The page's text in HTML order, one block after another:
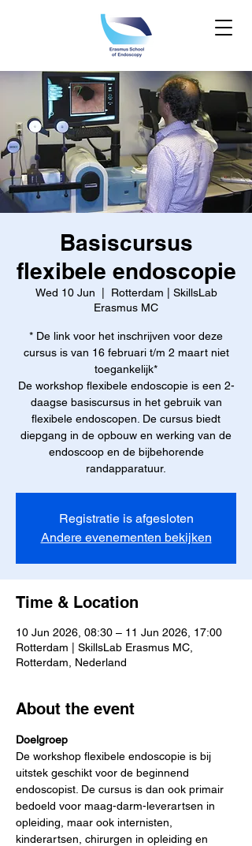
Basiscursus
flexibele endoscopie
Wed 10 Jun
Rotterdam | SkillsLab
Erasmus MC
* De link voor het inschrijven voor deze
cursus is van 16 februari t/m 2 maart niet
toegankelijk*
De workshop flexibele endoscopie is een 2-
daagse basiscursus in het gebruik van
flexibele endoscopen. De cursus biedt
diepgang in de opbouw en werking van de
endoscoop en de bijbehorende
randapparatuur.
Registratie is afgesloten
Andere evenementen bekijken
Time & Location
10 Jun 2026, 08:30 – 11 Jun 2026, 17:00
Rotterdam | SkillsLab Erasmus MC,
Rotterdam, Nederland
About the event
Doelgroep
De workshop flexibele endoscopie is bij
uitstek geschikt voor de beginnend
endoscopist. De cursus is dan ook primair
bedoeld voor maag-darm-leverartsen in
opleiding, maar ook internisten,
kinderartsen, chirurgen in opleiding en